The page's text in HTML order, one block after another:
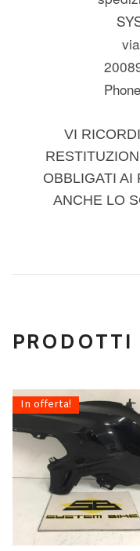
VI
OBBLIGATI AI
ANCHE LO
PRODOTTI
In offerta!